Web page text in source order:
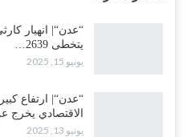
“عدن“| انهيار
يتخطى 2639…
يونيو 15, 2025
“عدن“| ارتفاع
الاقتصادي يخرج
يونيو 13, 2025